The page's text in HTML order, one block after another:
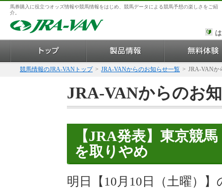
馬券購入に役立つオッズ情報や競馬情報をはじめ、競馬データによる競馬予想の楽しさをご紹
介。
競馬情報のJRA-VANトップ > JRA-VANからのお知らせ一覧 > JRA-VANか
JRA-VANからのお
【JRA発表】東京競
を取りやめ
明日【10月10日（土曜）